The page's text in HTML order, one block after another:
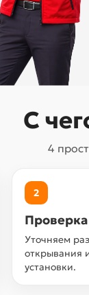
С
4
2
Уточняем
открывания
установки.